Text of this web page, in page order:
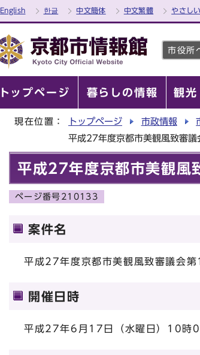
English 한글 中文簡体 中文繁體 やさし
市役所
トップページ 暮らしの情報 観光
現在位置： トップページ 市政情報
平成27年度京都市美観風致審
平成27年度京都市美観風
ページ番号210133
案件名
平成27年度京都市美観風致審議会
開催日時
平成27年6月17日（水曜日）10時